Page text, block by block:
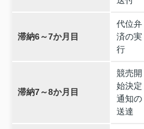
滞納6～7か月目
代位弁
済の実
行
滞納7～8か月目
競売開
始決定
通知の
送達